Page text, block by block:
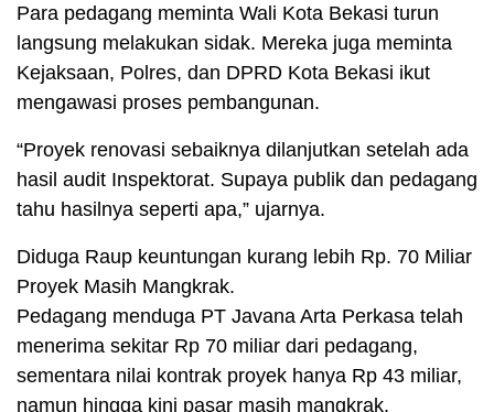
Para pedagang meminta Wali Kota Bekasi turun
langsung melakukan sidak. Mereka juga meminta
Kejaksaan, Polres, dan DPRD Kota Bekasi ikut
mengawasi proses pembangunan.
“Proyek renovasi sebaiknya dilanjutkan setelah ada
hasil audit Inspektorat. Supaya publik dan pedagang
tahu hasilnya seperti apa,” ujarnya.
Diduga Raup keuntungan kurang lebih Rp. 70 Miliar
Proyek Masih Mangkrak.
Pedagang menduga PT Javana Arta Perkasa telah
menerima sekitar Rp 70 miliar dari pedagang,
sementara nilai kontrak proyek hanya Rp 43 miliar,
namun hingga kini pasar masih mangkrak.